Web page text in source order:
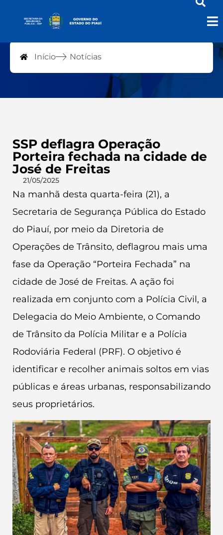
Notícias
Início Notícias
SSP deflagra Operação
Porteira fechada na cidade de
José de Freitas
21/05/2025
Na manhã desta quarta-feira (21), a
Secretaria de Segurança Pública do Estado
do Piauí, por meio da Diretoria de
Operações de Trânsito, deflagrou mais uma
fase da Operação “Porteira Fechada” na
cidade de José de Freitas. A ação foi
realizada em conjunto com a Polícia Civil, a
Delegacia do Meio Ambiente, o Comando
de Trânsito da Polícia Militar e a Polícia
Rodoviária Federal (PRF). O objetivo é
identificar e recolher animais soltos em vias
públicas e áreas urbanas, responsabilizando
seus proprietários.